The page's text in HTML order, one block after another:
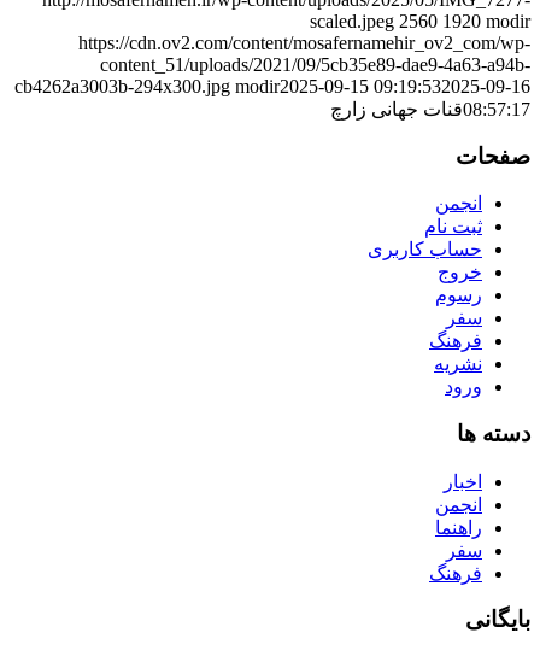
scaled.jpeg 2560 1920 modir
https://cdn.ov2.com/content/mosafernamehir_ov2_com/wp-
content_51/uploads/2021/09/5cb35e89-dae9-4a63-a94b-
cb4262a3003b-294x300.jpg modir2025-09-15 09:19:532025-09-16
08:57:17قنات جهانی زارچ
صفحات
انجمن
ثبت نام
حساب کاربری
خروج
رسوم
سفر
فرهنگ
نشریه
ورود
دسته ها
اخبار
انجمن
راهنما
سفر
فرهنگ
بایگانی